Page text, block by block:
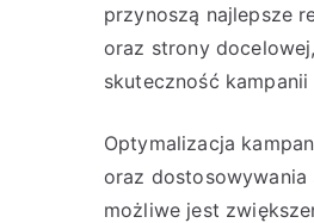
przynoszą najlepsze
oraz strony
skuteczność
Optymalizacja
oraz
możliwe jest